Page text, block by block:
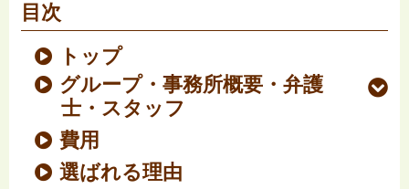
目次
トップ
グループ・事務所概要・弁護
士・スタッフ
費用
選ばれる理由